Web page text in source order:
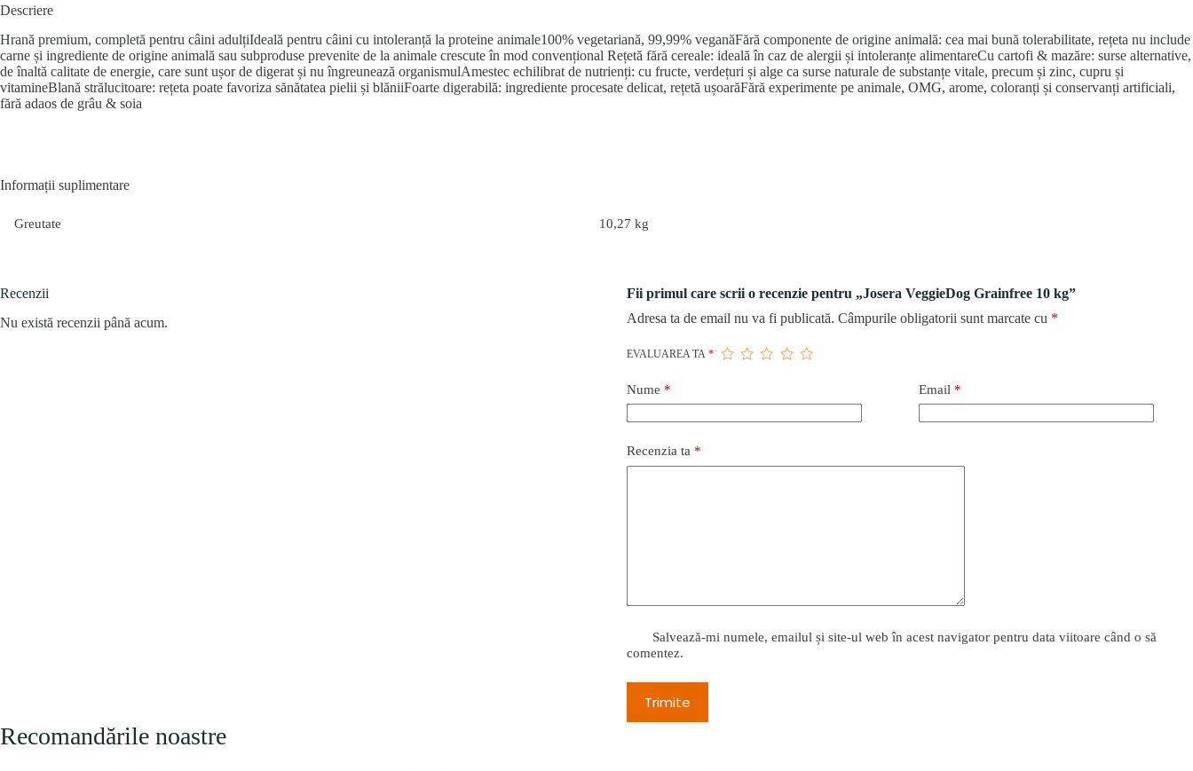
Descriere
Hrană premium, completă pentru câini adulțiIdeală pentru câini cu intoleranță la proteine animale100% vegetariană, 99,99% veganăFără componente de origine animală: cea mai bună tolerabilitate, rețeta nu include
carne și ingrediente de origine animală sau subproduse prevenite de la animale crescute în mod convențional Rețetă fără cereale: ideală în caz de alergii și intoleranțe alimentareCu cartofi & mazăre: surse alternative,
de înaltă calitate de energie, care sunt ușor de digerat și nu îngreunează organismulAmestec echilibrat de nutrienți: cu fructe, verdețuri și alge ca surse naturale de substanțe vitale, precum și zinc, cupru și
vitamineBlană strălucitoare: rețeta poate favoriza sănătatea pielii și blăniiFoarte digerabilă: ingrediente procesate delicat, rețetă ușoarăFără experimente pe animale, OMG, arome, coloranți și conservanți artificiali,
fără adaos de grâu & soia
Informații suplimentare
Greutate 10,27 kg
Recenzii
Nu există recenzii până acum.
Fii primul care scrii o recenzie pentru „Josera VeggieDog Grainfree 10 kg”
Adresa ta de email nu va fi publicată. Câmpurile obligatorii sunt marcate cu *
EVALUAREA TA *
Nume * Email *
Recenzia ta *
Salvează-mi numele, emailul și site-ul web în acest navigator pentru data viitoare când o să
comentez.
Trimite
Recomandările noastre